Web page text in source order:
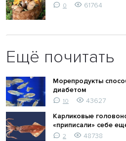
0 61764
Ещё почитать
Морепродукты
диабетом
10
43627
Карликовые
«приписали» себе
2
48738